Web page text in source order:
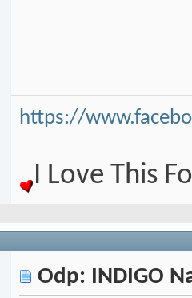
https://
I Love This
Odp: INDIGO